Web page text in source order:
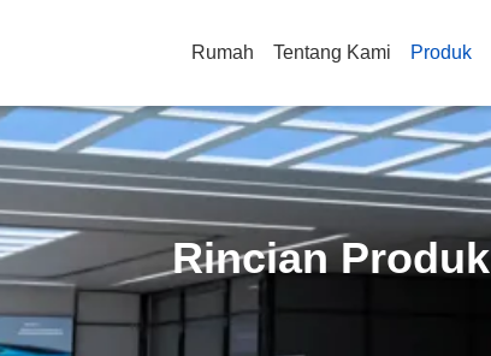
Rumah Tentang Kami Produk
Rincian Produk